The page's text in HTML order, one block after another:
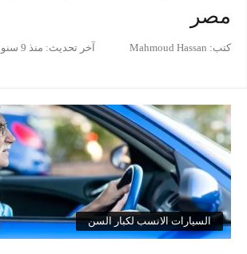
مصر
كتب: Mahmoud Hassan آخر تحديث: منذ 9 سنوات
السيارات الانسب لكبار السن